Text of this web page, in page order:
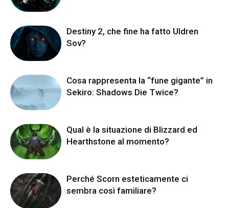
Destiny 2, che fine ha fatto Uldren
Sov?
Cosa rappresenta la “fune gigante” in
Sekiro: Shadows Die Twice?
Qual è la situazione di Blizzard ed
Hearthstone al momento?
Perché Scorn esteticamente ci
sembra così familiare?